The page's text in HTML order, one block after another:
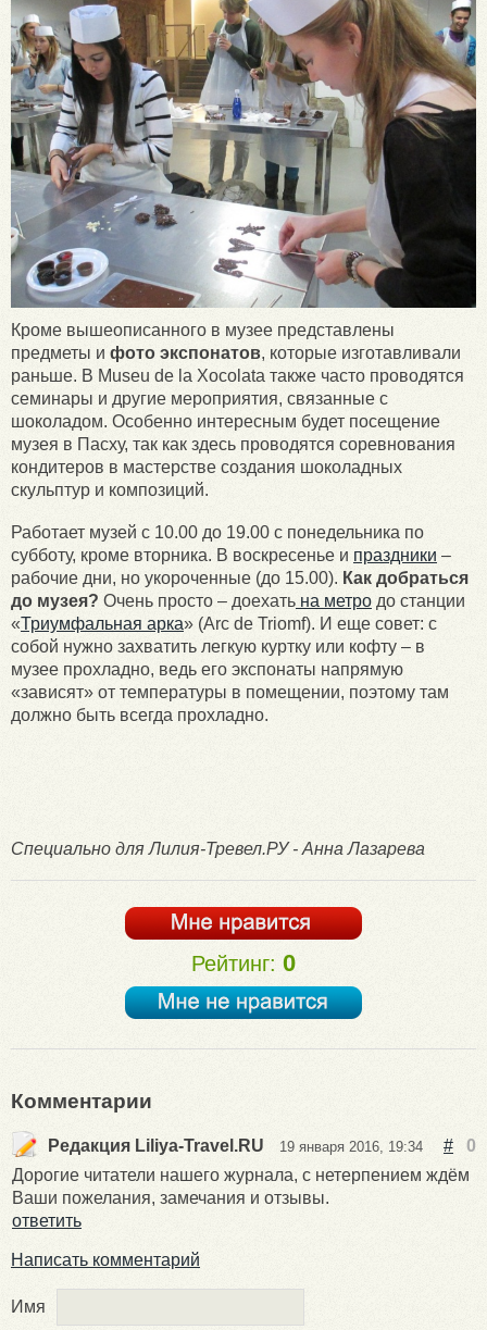
Кроме вышеописанного в музее представлены
предметы и фото экспонатов, которые изготавливали
раньше. В Museu de la Xocolata также часто проводятся
семинары и другие мероприятия, связанные с
шоколадом. Особенно интересным будет посещение
музея в Пасху, так как здесь проводятся соревнования
кондитеров в мастерстве создания шоколадных
скульптур и композиций.
Работает музей с 10.00 до 19.00 с понедельника по
субботу, кроме вторника. В воскресенье и праздники –
рабочие дни, но укороченные (до 15.00). Как добраться
до музея? Очень просто – доехать на метро до станции
«Триумфальная арка» (Arc de Triomf). И еще совет: с
собой нужно захватить легкую куртку или кофту – в
музее прохладно, ведь его экспонаты напрямую
«зависят» от температуры в помещении, поэтому там
должно быть всегда прохладно.
Специально для Лилия-Тревел.РУ - Анна Лазарева
Рейтинг: 0
Комментарии
Редакция Liliya-Travel.RU 19 января 2016, 19:34 #
0
Дорогие читатели нашего журнала, с нетерпением ждём
Ваши пожелания, замечания и отзывы.
ответить
Написать комментарий
Имя